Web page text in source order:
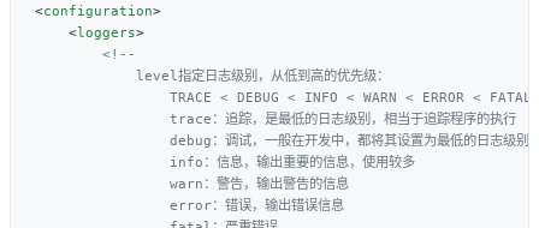
<configuration
    <
loggers